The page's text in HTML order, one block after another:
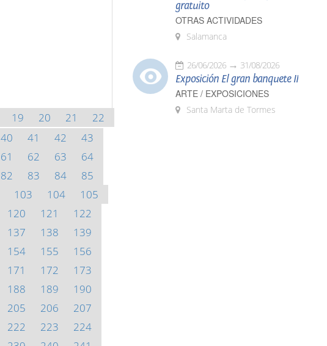
19 20 21
22
40 41 42
43
61 62 63
64
82 83 84
85
103 104
105
120 121
122
137 138
139
154 155
156
171 172
173
188 189
190
205 206
207
222 223
224
gratuito
OTRAS ACTIVIDADES
Salamanca
26/06/2026 31/08/2026
Exposición El gran banquete II
ARTE / EXPOSICIONES
Santa Marta de Tormes